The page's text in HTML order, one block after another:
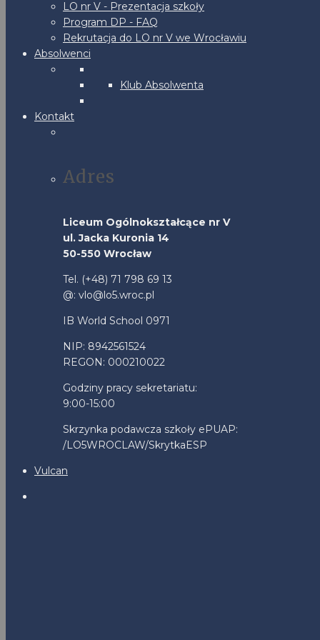
LO nr V - Prezentacja szkoły
Program DP - FAQ
Rekrutacja do LO nr V we Wrocławiu
Absolwenci
Klub Absolwenta
Kontakt
Adres
Liceum Ogólnokształcące nr V
ul. Jacka Kuronia 14
50-550 Wrocław
Tel. (+48) 71 798 69 13
@: vlo@lo5.wroc.pl
IB World School 0971
NIP: 8942561524
REGON: 000210022
Godziny pracy sekretariatu:
9:00-15:00
Skrzynka podawcza szkoły ePUAP:
/LO5WROCLAW/SkrytkaESP
Vulcan